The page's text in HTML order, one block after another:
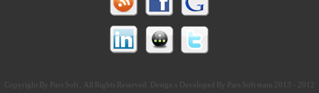
2012 - 2013 Copyright By Pars Soft . All Rights Reserved. Design & Developed By Pars Soft team